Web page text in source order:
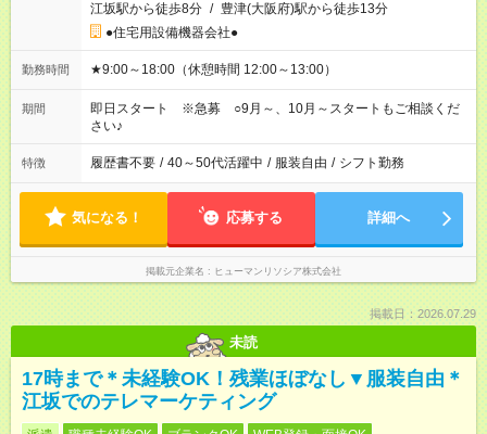
江坂駅から徒歩8分 / 豊津(大阪府)駅から徒歩13分
●住宅用設備機器会社●
勤務時間 ★9:00～18:00（休憩時間 12:00～13:00）
期間
即日スタート ※急募 ○9月～、10月～スタートもご相談くだ
さい♪
特徴 履歴書不要 / 40～50代活躍中 / 服装自由 / シフト勤務
気になる！ 応募する 詳細へ
掲載元企業名 ヒューマンリソシア株式会社
掲載日：2026.07.29
未読
17時まで＊未経験OK！残業ほぼなし▼服装自由＊
江坂でのテレマーケティング